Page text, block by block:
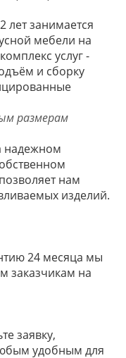
занимается
мебели на
услуг -
и сборку
надежном
нам
изделий.
24 месяца мы
заказчикам на
заявку,
удобным для